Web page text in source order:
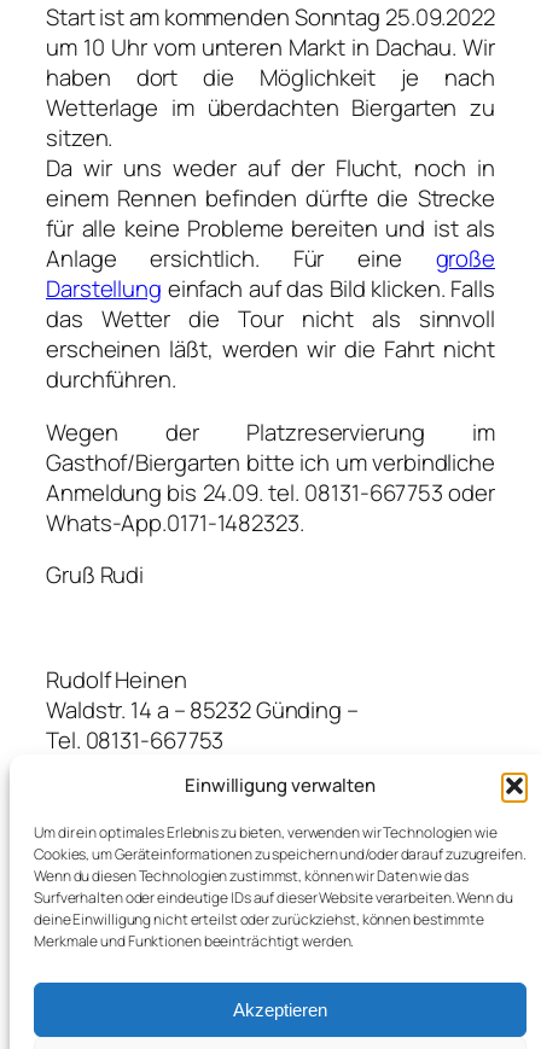
Einwilligung verwalten
Um dir ein optimales Erlebnis zu bieten, verwenden wir Technologien wie
Cookies, um Geräteinformationen zu speichern und/oder darauf zuzugreifen.
Wenn du diesen Technologien zustimmst, können wir Daten wie das
Surfverhalten oder eindeutige IDs auf dieser Website verarbeiten. Wenn du
deine Einwilligung nicht erteilst oder zurückziehst, können bestimmte
Merkmale und Funktionen beeinträchtigt werden.
Akzeptieren
Start ist am kommenden Sonntag 25.09.2022
um 10 Uhr vom unteren Markt in Dachau. Wir
haben dort die Möglichkeit je nach
Wetterlage im überdachten Biergarten zu
sitzen.
Da wir uns weder auf der Flucht, noch in
einem Rennen befinden dürfte die Strecke
für alle keine Probleme bereiten und ist als
Anlage ersichtlich. Für eine große
Darstellung einfach auf das Bild klicken. Falls
das Wetter die Tour nicht als sinnvoll
erscheinen läßt, werden wir die Fahrt nicht
durchführen.
Wegen der Platzreservierung im
Gasthof/Biergarten bitte ich um verbindliche
Anmeldung bis 24.09. tel. 08131-667753 oder
Whats-App.0171-1482323.
Gruß Rudi
Rudolf Heinen
Waldstr. 14 a – 85232 Günding –
Tel. 08131-667753
Fax. 08131-666074
Mob. 0171-1482323 –
← forice 89 trauert um Rudi
Fäustle
forice
2hundert →